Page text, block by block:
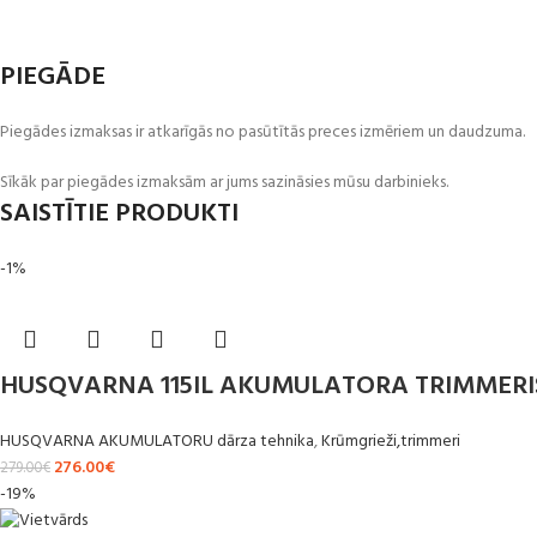
PIEGĀDE
Piegādes izmaksas ir atkarīgās no pasūtītās preces izmēriem un daudzuma.
Sīkāk par piegādes izmaksām ar jums sazināsies mūsu darbinieks.
SAISTĪTIE PRODUKTI
-1%
HUSQVARNA 115IL AKUMULATORA
HUSQVARNA AKUMULATORU dārza tehnika,Krūmgrieži,trimmeri
279.00€ 276.00€
-19%